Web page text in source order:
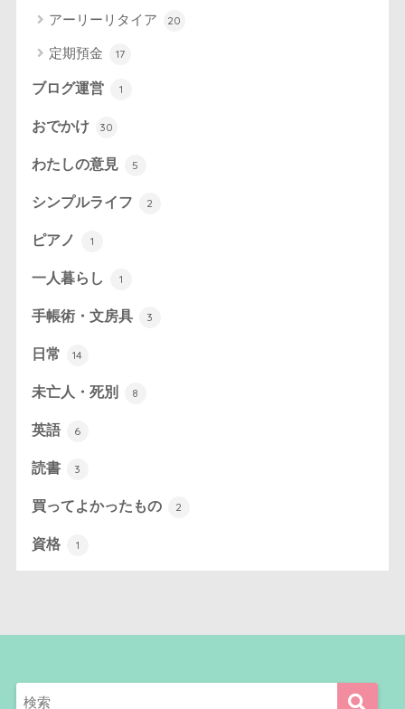
アーリーリタイア 20
定期預金 17
ブログ運営 1
おでかけ 30
わたしの意見 5
シンプルライフ 2
ピアノ 1
一人暮らし 1
手帳術・文房具 3
日常 14
未亡人・死別 8
英語 6
読書 3
買ってよかったもの 2
資格 1